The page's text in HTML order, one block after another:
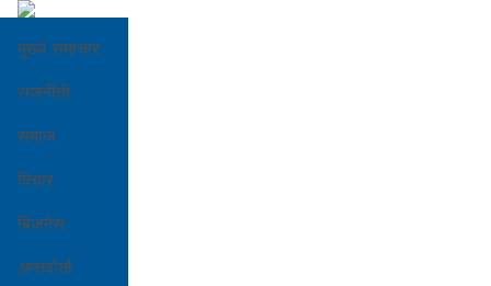
मुख्य समाचार
राजनीती
समाज
विचार
बिजनेस
अन्तर्वार्ता